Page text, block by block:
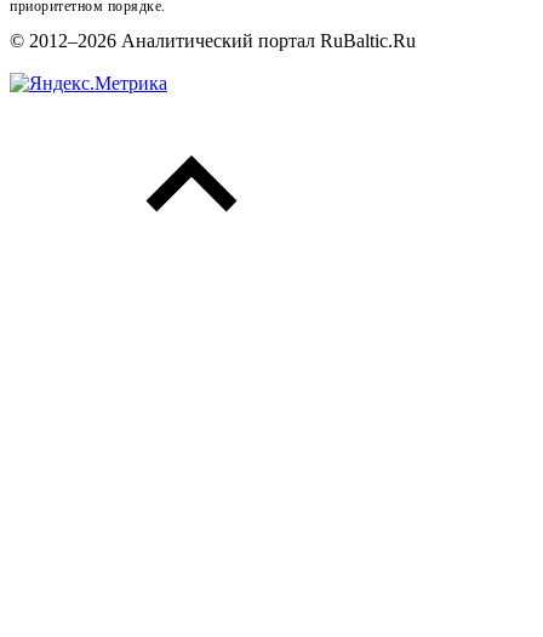
приоритетном порядке.
© 2012–2026 Аналитический портал RuBaltic.Ru